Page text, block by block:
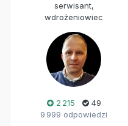
serwisant,
wdrożeniowiec
2 215
49
9 999 odpowiedzi